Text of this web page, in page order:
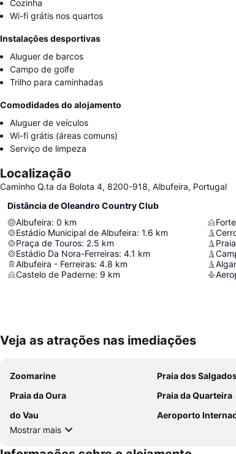
Cozinha
Wi-fi grátis nos quartos
Instalações desportivas
Aluguer de barcos
Campo de golfe
Trilho para caminhadas
Comodidades do alojamento
Aluguer de veículos
Wi-fi grátis (áreas comuns)
Serviço de limpeza
Localização
Caminho Q.ta da Bolota 4, 8200-918, Albufeira, Portugal
Distância de Oleandro Country Club
Albufeira: 0 km
Estádio Municipal de Albufeira: 1.6 km
Praça de Touros: 2.5 km
Estádio Da Nora-Ferreiras: 4.1 km
Albufeira - Ferreiras: 4.8 km
Castelo de Paderne: 9 km
Veja as atrações nas imediações
Zoomarine Praia dos
Praia da Oura
Praia da Quarteira
do Vau
Aeroporto Internacional de
Mostrar mais